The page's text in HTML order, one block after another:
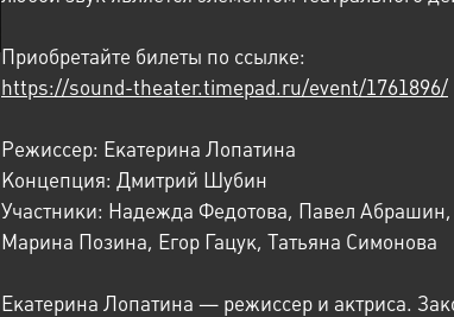
Приобретайте билеты по ссылке:
https://sound-theater.timepad.ru/event/1761896/
Режиссер: Екатерина Лопатина
Концепция: Дмитрий Шубин
Участники: Надежда Федотова, Павел
Марина Позина, Егор Гацук, Татьяна Симонова
Екатерина Лопатина — режиссер и актриса.